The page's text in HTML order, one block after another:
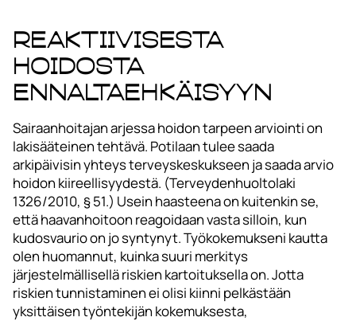
Reaktiivisesta
hoidosta
ennaltaehkäisyyn
Sairaanhoitajan arjessa hoidon tarpeen arviointi on
lakisääteinen tehtävä. Potilaan tulee saada
arkipäivisin yhteys terveyskeskukseen ja saada arvio
hoidon kiireellisyydestä. (Terveydenhuoltolaki
1326/2010, § 51.) Usein haasteena on kuitenkin se,
että haavanhoitoon reagoidaan vasta silloin, kun
kudosvaurio on jo syntynyt. Työkokemukseni kautta
olen huomannut, kuinka suuri merkitys
järjestelmällisellä riskien kartoituksella on. Jotta
riskien tunnistaminen ei olisi kiinni pelkästään
yksittäisen työntekijän kokemuksesta,